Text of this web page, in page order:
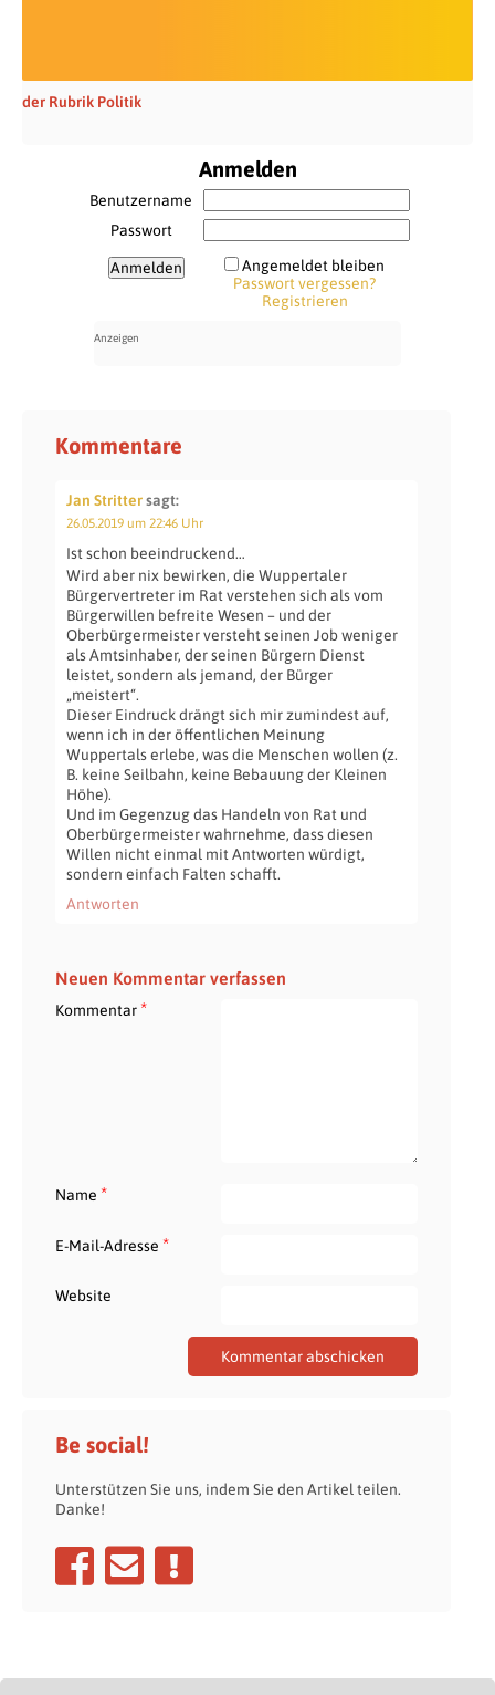
der Rubrik Politik
Anmelden
Benutzername
Passwort
Angemeldet bleiben
Passwort vergessen?
Registrieren
Kommentare
Jan Strittersagt:
26.05.2019 um 22:46 Uhr
Ist schon beeindruckend…
Wird aber nix bewirken, die Wuppertaler
Bürgervertreter im Rat verstehen sich als vom
Bürgerwillen befreite Wesen – und der
Oberbürgermeister versteht seinen Job weniger
als Amtsinhaber, der seinen Bürgern Dienst
leistet, sondern als jemand, der Bürger
„meistert“.
Dieser Eindruck drängt sich mir zumindest auf,
wenn ich in der öffentlichen Meinung
Wuppertals erlebe, was die Menschen wollen (z.
B. keine Seilbahn, keine Bebauung der Kleinen
Höhe).
Und im Gegenzug das Handeln von Rat und
Oberbürgermeister wahrnehme, dass diesen
Willen nicht einmal mit Antworten würdigt,
sondern einfach Falten schafft.
Antworten
Neuen Kommentar verfassen
Kommentar*
Name *
E-Mail-Adresse *
Website
Be social!
Unterstützen Sie uns, indem Sie den Artikel teilen.
Danke!